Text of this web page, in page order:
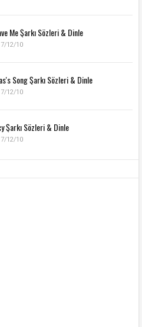
Me Şarkı Sözleri & Dinle
12/10
Song Şarkı Sözleri & Dinle
12/10
Şarkı Sözleri & Dinle
12/10